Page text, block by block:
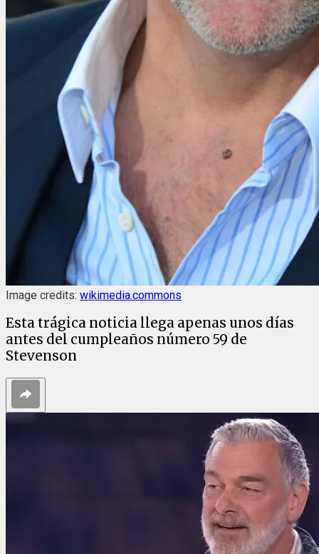
Image credits: wikimedia.commons
Esta trágica noticia llega apenas unos días
antes del cumpleaños número 59 de
Stevenson